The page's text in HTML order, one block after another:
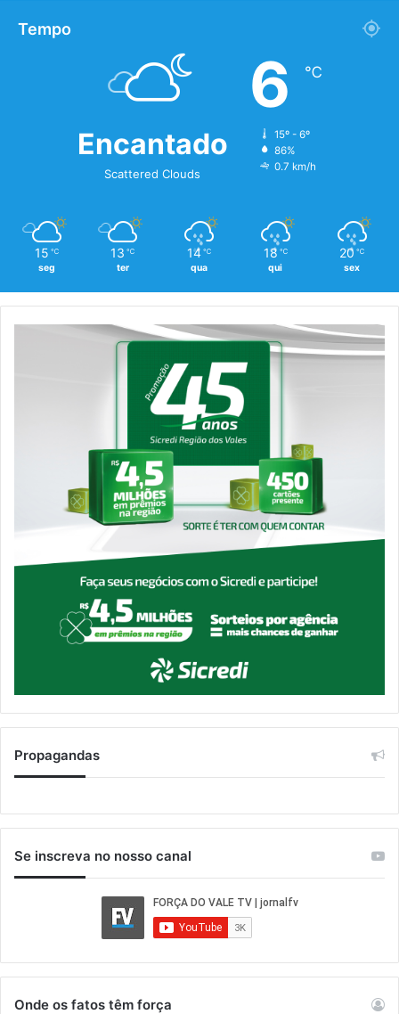
Tempo
Encantado
Scattered Clouds
6 ℃
15º - 6º
86%
0.7 km/h
15 ℃
seg
13 ℃
ter
14 ℃
qua
18 ℃
qui
20 ℃
sex
Propagandas
Se inscreva no nosso canal
Onde os fatos têm força